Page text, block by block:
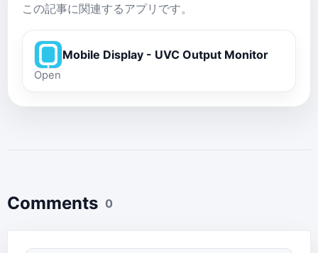
この記事に関連するアプリです。
Mobile Display - UVC Output Monitor
Open
Comments 0